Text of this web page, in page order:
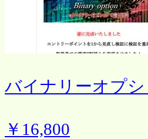
バイナリーオプ
￥16,800